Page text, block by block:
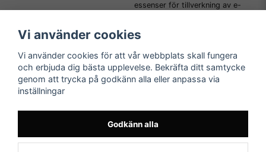
essenser för tillverkning av e-
Kundtjänst
Tveka inte att kontakta oss på
order@e-liquids.se om du har
några frågor, funderingar eller
önskemål om produkter!
Läs mer
FAQ
Vi använder cookies
Vi använder cookies för att vår webbplats skall fungera
och erbjuda dig bästa upplevelse. Bekräfta ditt samtycke
genom att trycka på godkänn alla eller anpassa via
inställningar
Godkänn alla